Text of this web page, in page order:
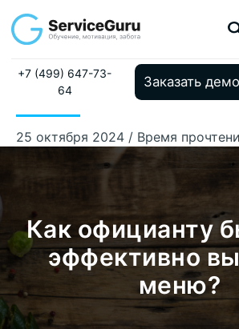
25 октября 2024 / Время
Как официанту
эффективно
меню?